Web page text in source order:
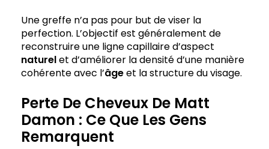
Une greffe n’a pas pour but de viser la
perfection. L’objectif est généralement de
reconstruire une ligne capillaire d’aspect
naturelet d’améliorer la densité d’une manière
cohérente avec l’âgeet la structure du visage.
Perte De Cheveux De Matt
Damon : Ce Que Les Gens
Remarquent